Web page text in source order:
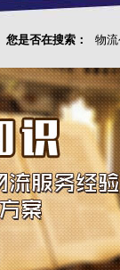
您是否在搜索： 物
仓储综合专业定制物